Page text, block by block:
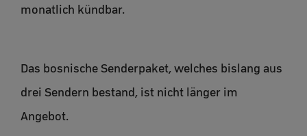
monatlich kündbar.
Das bosnische Senderpaket, welches bislang aus
drei Sendern bestand, ist nicht länger im
Angebot.